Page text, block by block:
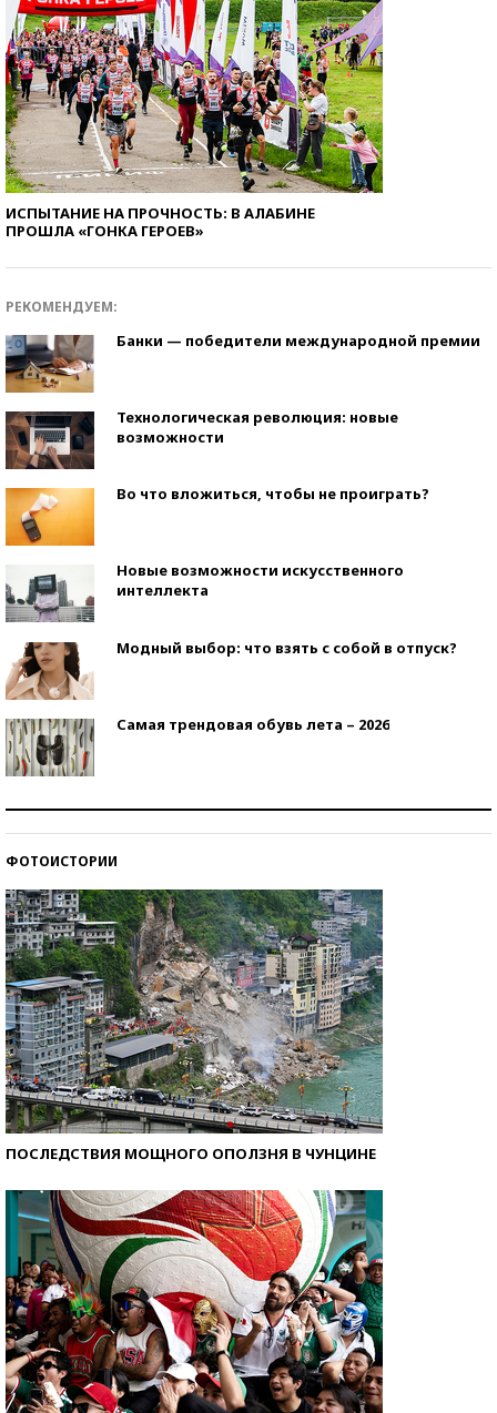
ИСПЫТАНИЕ НА ПРОЧНОСТЬ: В АЛАБИНЕ
ПРОШЛА «ГОНКА ГЕРОЕВ»
РЕКОМЕНДУЕМ:
Банки — победители международной премии
Технологическая революция: новые
возможности
Во что вложиться, чтобы не проиграть?
Новые возможности искусственного
интеллекта
Модный выбор: что взять с собой в отпуск?
Самая трендовая обувь лета – 2026
ФОТОИСТОРИИ
ПОСЛЕДСТВИЯ МОЩНОГО ОПОЛЗНЯ В ЧУНЦИНЕ